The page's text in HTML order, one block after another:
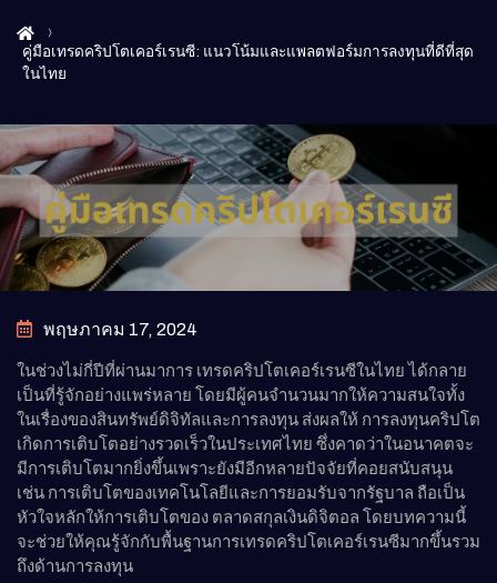
คู่มือเทรดคริปโตเคอร์เรนซี: แนวโน้มและแพลตฟอร์มการลงทุนที่ดีที่สุด
ในไทย
พฤษภาคม 17, 2024
ในช่วงไม่กี่ปีที่ผ่านมาการ เทรดคริปโตเคอร์เรนซีในไทย ได้กลาย
เป็นที่รู้จักอย่างแพร่หลาย โดยมีผู้คนจำนวนมากให้ความสนใจทั้ง
ในเรื่องของสินทรัพย์ดิจิทัลและการลงทุน ส่งผลให้ การลงทุนคริปโต
เกิดการเติบโตอย่างรวดเร็วในประเทศไทย ซึ่งคาดว่าในอนาคตจะ
มีการเติบโตมากยิ่งขึ้นเพราะยังมีอีกหลายปัจจัยที่คอยสนับสนุน
เช่น การเติบโตของเทคโนโลยีและการยอมรับจากรัฐบาล ถือเป็น
หัวใจหลักให้การเติบโตของ ตลาดสกุลเงินดิจิตอล โดยบทความนี้
จะช่วยให้คุณรู้จักกับพื้นฐานการเทรดคริปโตเคอร์เรนซีมากขึ้นรวม
ถึงด้านการลงทุน